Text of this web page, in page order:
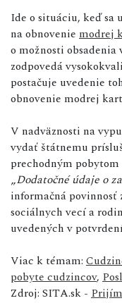
Ide o situáciu, keď
na obnovenie modrej
o možnosti
zodpovedá
postačuje uvedenie
obnovenie modrej
V nadväznosti na
vydať štátnemu
prechodným
„Dodatočné údaje o
informačná povinnosť
sociálnych vecí a
uvedených v
Viac k témam:
pobyte cudzincov,
Zdroj: SITA.sk -